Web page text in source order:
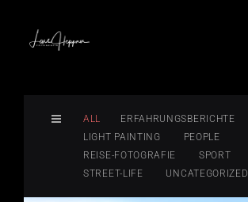
ALL
ERFAHRUNGSBERICHTE
LIGHT PAINTING
PEOPLE
REISE-FOTOGRAFIE
SPORT
STREET-LIFE
UNCATEGORIZED